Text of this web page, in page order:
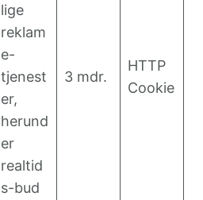
lige
reklam
e-
tjenest
er,
herund
er
realtid
s-bud
3 mdr.
HTTP
Cookie